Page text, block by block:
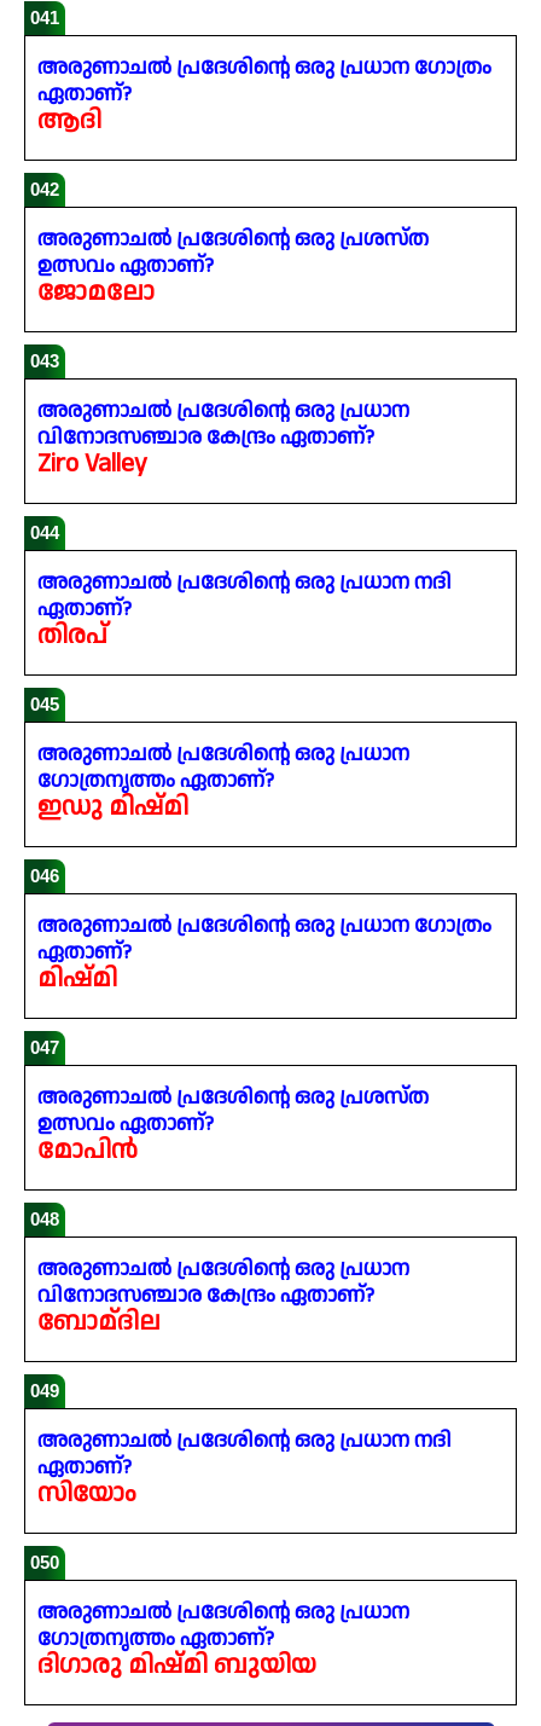
041
അരുണാചൽ പ്രദേശിന്റെ ഒരു പ്രധാന ഗോത്രം
ഏതാണ്?
ആദി
042
അരുണാചൽ പ്രദേശിന്റെ ഒരു പ്രശസ്ത
ഉത്സവം ഏതാണ്?
ജോമലോ
043
അരുണാചൽ പ്രദേശിന്റെ ഒരു പ്രധാന
വിനോദസഞ്ചാര കേന്ദ്രം ഏതാണ്?
Ziro Valley
044
അരുണാചൽ പ്രദേശിന്റെ ഒരു പ്രധാന നദി
ഏതാണ്?
തിരപ്
045
അരുണാചൽ പ്രദേശിന്റെ ഒരു പ്രധാന
ഗോത്രനൃത്തം ഏതാണ്?
ഇഡു മിഷ്മി
046
അരുണാചൽ പ്രദേശിന്റെ ഒരു പ്രധാന ഗോത്രം
ഏതാണ്?
മിഷ്മി
047
അരുണാചൽ പ്രദേശിന്റെ ഒരു പ്രശസ്ത
ഉത്സവം ഏതാണ്?
മോപിൻ
048
അരുണാചൽ പ്രദേശിന്റെ ഒരു പ്രധാന
വിനോദസഞ്ചാര കേന്ദ്രം ഏതാണ്?
ബോമ്ദില
049
അരുണാചൽ പ്രദേശിന്റെ ഒരു പ്രധാന നദി
ഏതാണ്?
സിയോം
050
അരുണാചൽ പ്രദേശിന്റെ ഒരു പ്രധാന
ഗോത്രനൃത്തം ഏതാണ്?
ദിഗാരു മിഷ്മി ബുയിയ